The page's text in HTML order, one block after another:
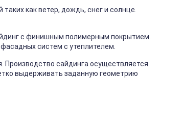
как ветер, дождь, снег и солнце.
с финишным полимерным покрытием.
систем с утеплителем.
Производство сайдинга осуществляется
выдерживать заданную геометрию